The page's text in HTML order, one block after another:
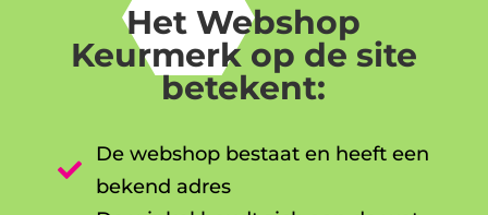
Het Webshop
Keurmerk op de site
betekent:

De webshop bestaat en heeft een
bekend adres